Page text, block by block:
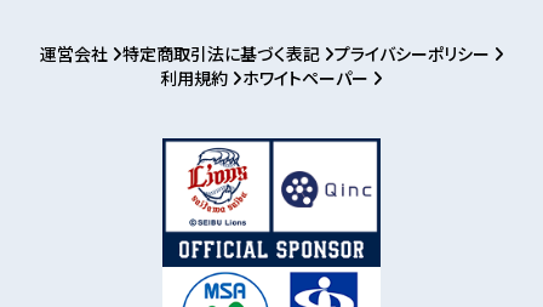
お知らせ
パートナー募集
ログイン
利用登録
運営会社 特定商取引法に基づく表記 プライバシーポリシー
利用規約
ホワイトペーパー